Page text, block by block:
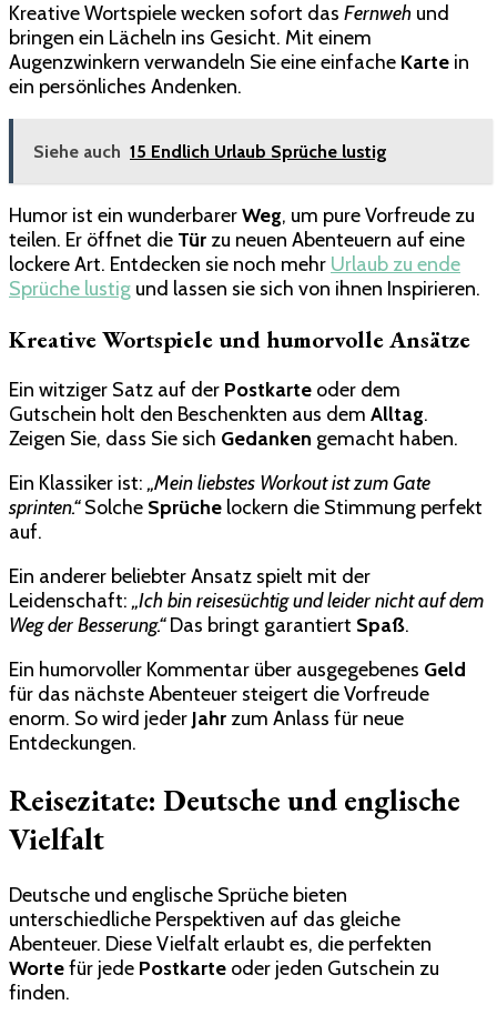
Kreative Wortspiele wecken sofort das Fernweh und
bringen ein Lächeln ins Gesicht. Mit einem
Augenzwinkern verwandeln Sie eine einfache Karte in
ein persönliches Andenken.
Siehe auch 15 Endlich Urlaub Sprüche lustig​
Humor ist ein wunderbarerWeg, um pure Vorfreude zu
teilen. Er öffnet die Tür zu neuen Abenteuern auf eine
lockere Art. Entdecken sie noch mehr Urlaub zu ende
Sprüche lustig und lassen sie sich von ihnen Inspirieren.
Kreative Wortspiele und humorvolle Ansätze
Ein witziger Satz auf der Postkarte oder dem
Gutschein holt den Beschenkten aus dem Alltag.
Zeigen Sie, dass Sie sich Gedanken gemacht haben.
Ein Klassiker ist: „Mein liebstes Workout ist zum Gate
sprinten.“Solche Sprüche lockern die Stimmung perfekt
auf.
Ein anderer beliebter Ansatz spielt mit der
Leidenschaft: „Ich bin reisesüchtig und leider nicht auf dem
Weg der Besserung.“Das bringt garantiert Spaß.
Ein humorvoller Kommentar über ausgegebenes Geld
für das nächste Abenteuer steigert die Vorfreude
enorm. So wird jeder Jahr zum Anlass für neue
Entdeckungen.
Reisezitate: Deutsche und englische
Vielfalt
Deutsche und englische Sprüche bieten
unterschiedliche Perspektiven auf das gleiche
Abenteuer. Diese Vielfalt erlaubt es, die perfekten
Wortefür jede Postkarte oder jeden Gutschein zu
finden.